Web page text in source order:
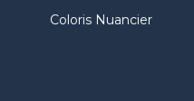
Coloris Nuancier